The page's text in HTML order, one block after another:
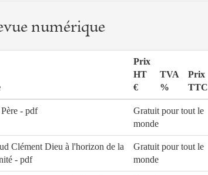
numérique
Prix
HT
€
TVA
%
Prix
TTC
- pdf
Gratuit pour tout le
monde
Clément Dieu à l'horizon de la
- pdf
Gratuit pour tout le
monde